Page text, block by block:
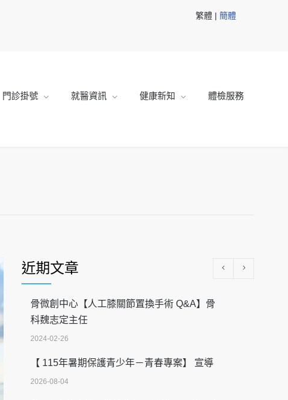
繁體 | 簡體
門診掛號 就醫資訊 健康新知 體檢服務
近期文章
骨微創中心【人工膝關節置換手術 Q&A】骨
科魏志定主任
2024-02-26
【 115年暑期保護青少年－青春專案】 宣導
2026-08-04